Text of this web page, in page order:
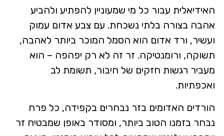
האידיאלית עבור כל מי שמעוניין להפתיע ולהביע
אהבה בצורה בלתי נשכחת. עם צבע אדום עמוק
ועשיר, ורד אדום הוא הסמל המוכר ביותר לאהבה,
תשוקה, ורומנטיקה. זר זה לא רק יפהפה – הוא
מעביר רגשות חזקים של חיבור, תשומת לב
ואכפתיות.
הורדים האדומים בזר נבחרים בקפידה, כל פרח
נבחר בזמנו הטוב ביותר, ומסודר באופן שמבטיח זר